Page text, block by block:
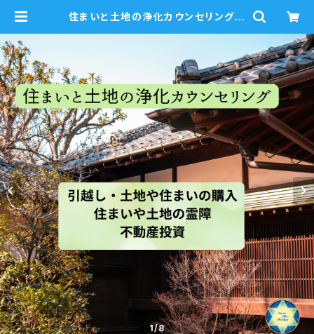
住まいと土地の浄化カウンセリング
1/8